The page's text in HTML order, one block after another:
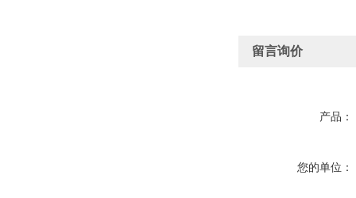
留言询价
产品：
您的单位：